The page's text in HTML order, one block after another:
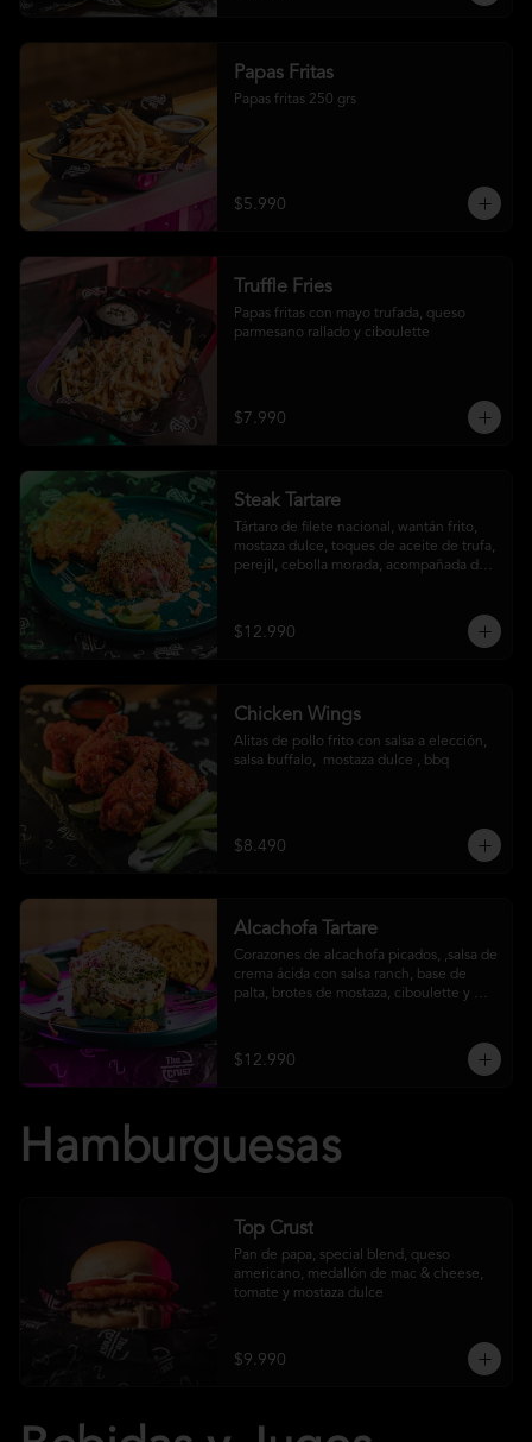
Papas Fritas
Papas fritas 250 grs
$5.990
Truffle Fries
Papas fritas con mayo trufada, queso
parmesano rallado y ciboulette
$7.990
Steak Tartare
Tártaro de filete nacional, wantán frito,
mostaza dulce, toques de aceite de trufa,
perejil, cebolla morada, acompañada de
$12.990
Chicken Wings
Alitas de pollo frito con salsa a elección,
salsa buffalo,  mostaza dulce , bbq
$8.490
Alcachofa Tartare
Corazones de alcachofa picados, ,salsa de
crema ácida con salsa ranch, base de
palta, brotes de mostaza, ciboulette y
$12.990
Hamburguesas
Top Crust
Pan de papa, special blend, queso
americano, medallón de mac & cheese,
tomate y mostaza dulce
$9.990